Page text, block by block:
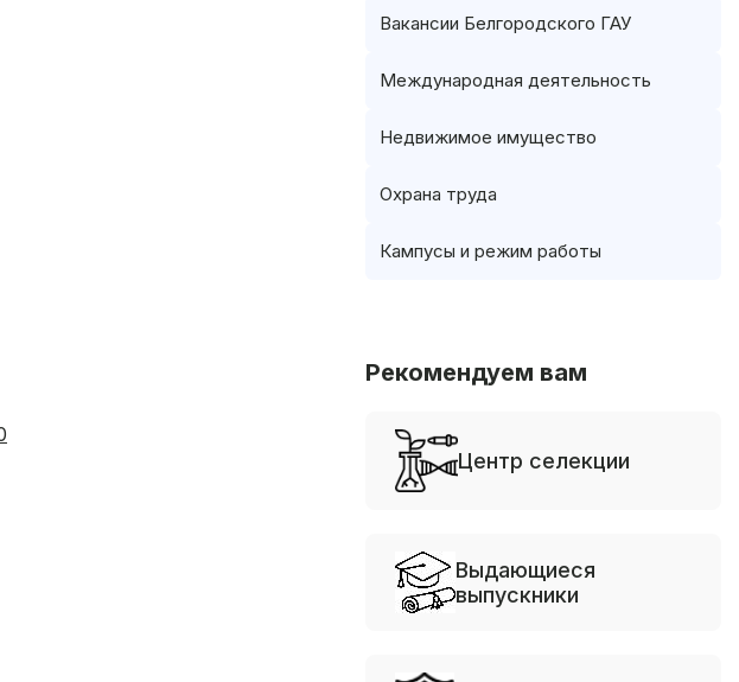
Вакансии Белгородского ГАУ
Международная деятельность
Недвижимое имущество
Охрана труда
Кампусы и режим работы
Рекомендуем вам
Центр селекции
Выдающиеся
выпускники